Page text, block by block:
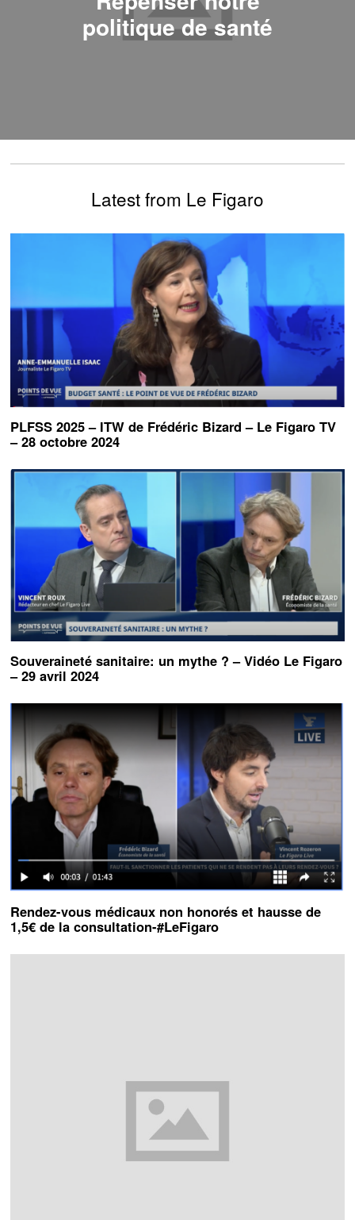
politique de santé
Latest from Le Figaro
PLFSS 2025 – ITW de Frédéric Bizard – Le Figaro TV
– 28 octobre 2024
Souveraineté sanitaire: un mythe ? – Vidéo Le Figaro
– 29 avril 2024
Rendez-vous médicaux non honorés et hausse de
1,5€ de la consultation-#LeFigaro